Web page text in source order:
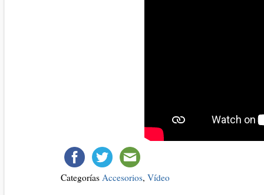
Categorías Accesorios, Vídeo